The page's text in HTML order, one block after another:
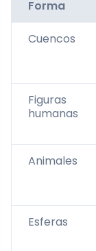
Forma
Cuencos
Figuras
humanas
Animales
Esferas